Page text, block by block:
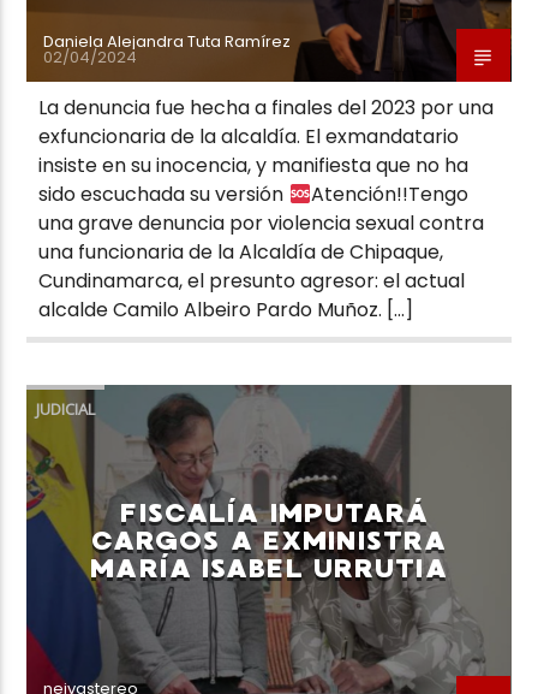
Daniela Alejandra Tuta Ramírez
02/04/2024
La denuncia fue hecha a finales del 2023 por una
exfuncionaria de la alcaldía. El exmandatario
insiste en su inocencia, y manifiesta que no ha
sido escuchada su versión
Atención!!Tengo
una grave denuncia por violencia sexual contra
una funcionaria de la Alcaldía de Chipaque,
Cundinamarca, el presunto agresor: el actual
alcalde Camilo Albeiro Pardo Muñoz. […]
JUDICIAL
FISCALÍA IMPUTARÁ
CARGOS A EXMINISTRA
MARÍA ISABEL URRUTIA
neivastereo